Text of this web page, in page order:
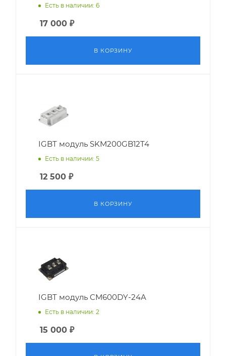
Есть в наличии: 6
17 000 ₽
В КОРЗИНУ
IGBT модуль SKM200GB12T4
Есть в наличии: 5
12 500 ₽
В КОРЗИНУ
IGBT модуль CM600DY-24A
Есть в наличии: 2
15 000 ₽